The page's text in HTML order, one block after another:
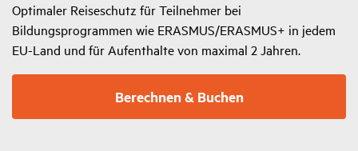
Optimaler Reiseschutz für Teilnehmer bei
Bildungsprogrammen wie ERASMUS/ERASMUS+ in jedem
EU-Land und für Aufenthalte von maximal 2 Jahren.
Berechnen & Buchen